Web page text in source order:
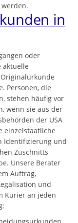
in
oder
aktuelle
Personen, die
stehen häufig vor
wenn sie aus der
der USA
einzelstaatliche
Identifizierung und
Zuschnitts
Unsere Berater
Auftrag,
und
Kurier an jeden